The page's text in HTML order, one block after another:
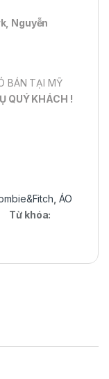
Nguyễn
BÁN TẠI MỸ
QUÝ KHÁCH !
ÁO
Từ khóa: